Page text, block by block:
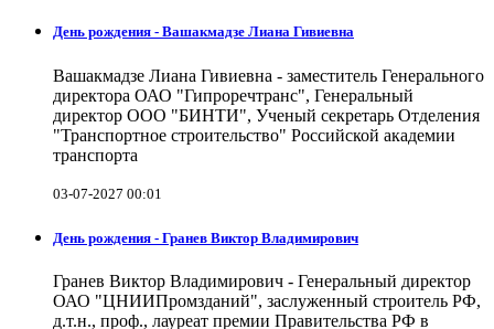
День рождения - Вашакмадзе Лиана Гивиевна
Вашакмадзе Лиана Гивиевна - заместитель Генерального
директора ОАО "Гипроречтранс", Генеральный
директор ООО "БИНТИ", Ученый секретарь Отделения
"Транспортное строительство" Российской академии
транспорта
03-07-2027 00:01
День рождения - Гранев Виктор Владимирович
Гранев Виктор Владимирович - Генеральный директор
ОАО "ЦНИИПромзданий", заслуженный строитель РФ,
д.т.н., проф., лауреат премии Правительства РФ в